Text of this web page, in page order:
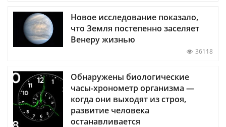
Новое исследование показало,
что Земля постепенно заселяет
Венеру жизнью
36118
Обнаружены биологические
часы-хронометр организма —
когда они выходят из строя,
развитие человека
останавливается